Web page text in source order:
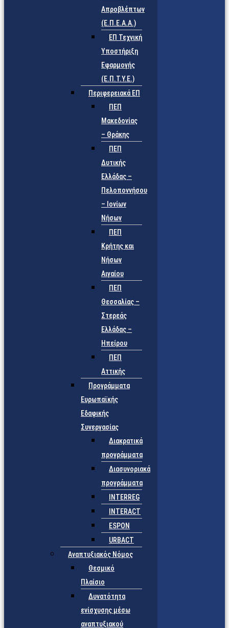
Απροβλέπτων
(Ε.Π.Ε.Α.Α.)
ΕΠ Τεχνική
Υποστήριξη
Εφαρμογής
(Ε.Π.Τ.Υ.Ε.)
Περιφερειακά ΕΠ
ΠΕΠ
Μακεδονίας
– Θράκης
ΠΕΠ
Δυτικής
Ελλάδας –
Πελοποννήσου
– Ιονίων
Νήσων
ΠΕΠ
Κρήτης και
Νήσων
Αιγαίου
ΠΕΠ
Θεσσαλίας –
Στερεάς
Ελλάδας –
Ηπείρου
ΠΕΠ
Αττικής
Προγράμματα
Ευρωπαϊκής
Εδαφικής
Συνεργασίας
Διακρατικά
προγράμματα
Διασυνοριακά
προγράμματα
INTERREG
INTERACT
ESPON
URBACT
Αναπτυξιακός Νόμος
Θεσμικό
Πλαίσιο
Δυνατότητα
ενίσχυσης μέσω
αναπτυξιακού